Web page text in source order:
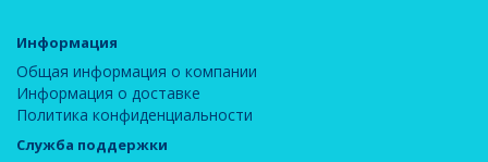
Информация
Общая информация о компании
Информация о доставке
Политика конфиденциальности
Служба поддержки